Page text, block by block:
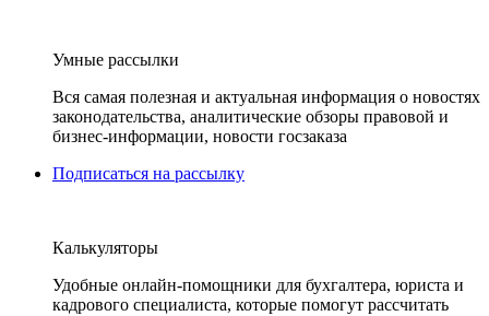
Умные рассылки
Вся самая полезная и актуальная информация о новостях
законодательства, аналитические обзоры правовой и
бизнес-информации, новости госзаказа
Подписаться на рассылку
Калькуляторы
Удобные онлайн-помощники для бухгалтера, юриста и
кадрового специалиста, которые помогут рассчитать